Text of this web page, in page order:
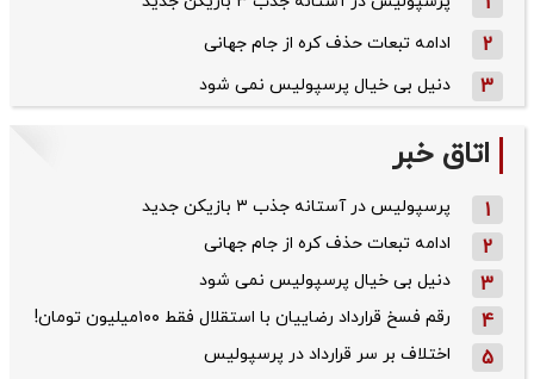
2 ادامه تبعات حذف کره از جام جهانی
3 دنیل بی خیال پرسپولیس نمی شود
اتاق خبر
1 پرسپولیس در آستانه جذب ۳ بازیکن جدید
2 ادامه تبعات حذف کره از جام جهانی
3 دنیل بی خیال پرسپولیس نمی شود
4 رقم فسخ قرارداد رضاییان با استقلال فقط ۱۰۰میلیون تومان!
5 اختلاف بر سر قرارداد در پرسپولیس